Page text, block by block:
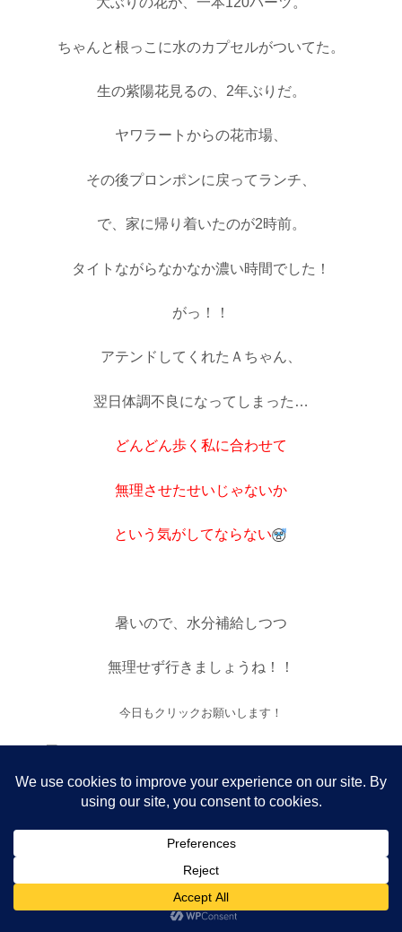
ちゃんと根っこに水のカプセルがついてた。
生の紫陽花見るの、2年ぶりだ。
ヤワラートからの花市場、
その後プロンポンに戻ってランチ、
で、家に帰り着いたのが2時前。
タイトながらなかなか濃い時間でした！
がっ！！
アテンドしてくれたＡちゃん、
翌日体調不良になってしまった…
どんどん歩く私に合わせて
無理させたせいじゃないか
という気がしてならない
暑いので、水分補給しつつ
無理せず行きましょうね！！
今日もクリックお願いします！
にほんブログ村
にほんブログ村